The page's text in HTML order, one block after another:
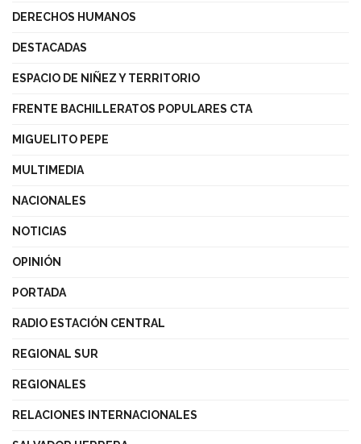
DERECHOS HUMANOS
DESTACADAS
ESPACIO DE NIÑEZ Y TERRITORIO
FRENTE BACHILLERATOS POPULARES CTA
MIGUELITO PEPE
MULTIMEDIA
NACIONALES
NOTICIAS
OPINIÓN
PORTADA
RADIO ESTACIÓN CENTRAL
REGIONAL SUR
REGIONALES
RELACIONES INTERNACIONALES